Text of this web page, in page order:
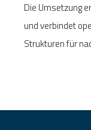
Die Umsetzung
und verbindet
Strukturen für